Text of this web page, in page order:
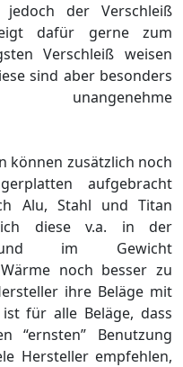
jedoch der Verschleiß
dafür gerne zum
Verschleiß weisen
sind aber besonders
können zusätzlich noch
aufgebracht
Alu, Stahl und Titan
diese v.a. in der
und im Gewicht
noch besser zu
ihre Beläge mit
für alle Beläge, dass
Benutzung
Hersteller empfehlen,